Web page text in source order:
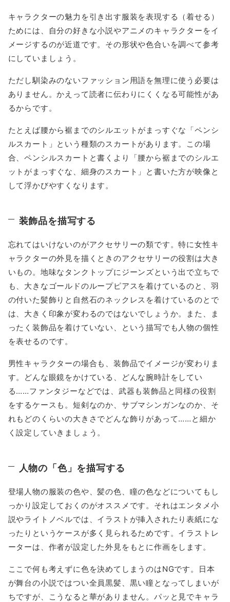
キャラクターの魅力を引き出す服装を表現する（着せる）
ためには、自分の好きな小説やアニメのキャラクターをイ
メージするのが近道です。その形状や色合いを調べて参考
にしていましょう。
ただし馴染みのないファッション用語を無理に使う必要は
ありません。かえって読者に伝わりにくくなる可能性があ
るからです。
たとえば腰から裾までのシルエットがまっすぐな「ペンシ
ルスカート」という種類のスカートがあります。この場
合、ペンシルスカートと書くより「腰から裾までのシルエ
ットがまっすぐな、細身のスカート」と書いた方が映像と
して浮かびやすくなります。
装飾品を描写する
忘れてはいけないのがアクセサリーの類です。特に女性キ
ャラクターの外見を描くときのアクセサリーの役割は大き
いもの。地味なタンクトップにジーンズという出で立ちで
も、大きなゴールドのループピアスを着けているのと、羽
の付いた髪飾りと自然石のネックレスを着けているのとで
は、大きく印象が変わるのではないでしょうか。また、ま
ったく装飾品を着けていない、という描写でも人物の個性
を表せるのです。
男性キャラクターの場合も、装飾品でイメージが変わりま
す。どんな眼鏡をかけている、どんな腕時計をしてい
る……ファンタジーなどでは、武器も装飾品と同様の役割
をするケースも。短剣なのか、サブマシンガンなのか、そ
れもどのくらいの大きさでどんな飾りがあって……と細か
く設定していきましょう。
人物の「色」を描写する
登場人物の服装の色や、髪の色、瞳の色などについてもし
っかり設定しておくのがオススメです。それはエンタメ小
説やライトノベルでは、イラストが挿入されたり表紙にな
ったりというケースが多く見られるためです。イラストレ
ーターは、作者が設定した外見をもとに作画をします。
ここで何も考えずに色を決めてしまうのはNGです。日本
が舞台の小説ではつい全員黒髪、黒い瞳となってしまいが
ちですが、こうなると華がありません。パッと見でキャラ